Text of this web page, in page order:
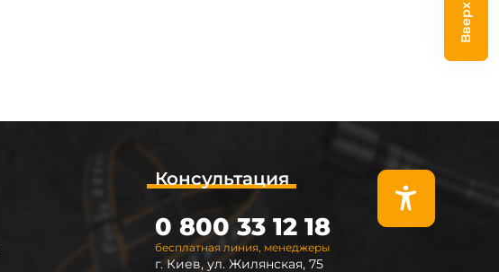
Вверх
Консультация
бесплатная линия, менеджеры
0 800 33 12 18
г. Киев, ул. Жилянская, 75